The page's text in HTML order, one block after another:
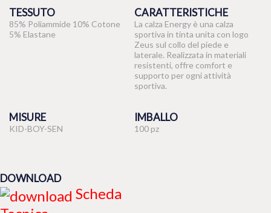
TESSUTO
85% Poliammide 10% Cotone
5% Elastane
CARATTERISTICHE
La calza Energy è una calza
sportiva in tinta unita con logo
Zeus sul collo del piede e
laterale. Realizzata in materiali
resistenti, offre comfort e
supporto per ogni attività
sportiva.
MISURE
KID-BOY-SEN
IMBALLO
100 pz
DOWNLOAD
Scheda